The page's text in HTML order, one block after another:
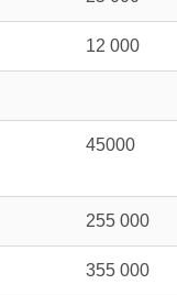
12 000
45000
255 000
355 000